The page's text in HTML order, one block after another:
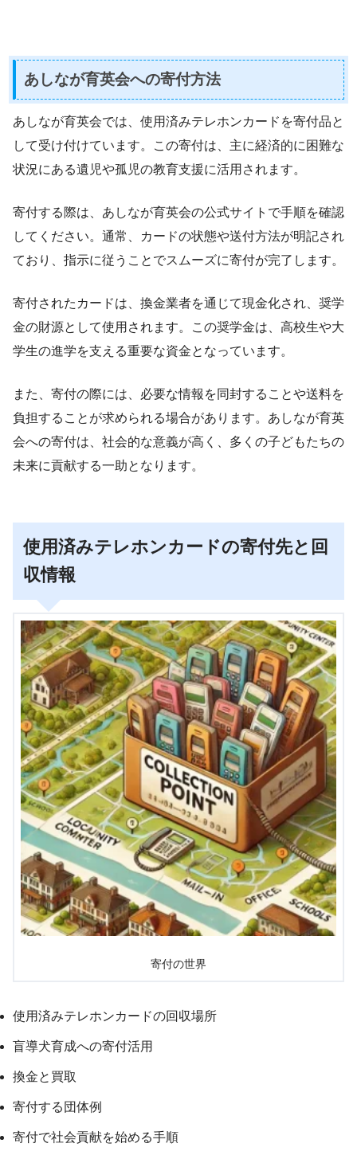
あしなが育英会への寄付方法
あしなが育英会では、使用済みテレホンカードを寄付品と
して受け付けています。この寄付は、主に経済的に困難な
状況にある遺児や孤児の教育支援に活用されます。
寄付する際は、あしなが育英会の公式サイトで手順を確認
してください。通常、カードの状態や送付方法が明記され
ており、指示に従うことでスムーズに寄付が完了します。
寄付されたカードは、換金業者を通じて現金化され、奨学
金の財源として使用されます。この奨学金は、高校生や大
学生の進学を支える重要な資金となっています。
また、寄付の際には、必要な情報を同封することや送料を
負担することが求められる場合があります。あしなが育英
会への寄付は、社会的な意義が高く、多くの子どもたちの
未来に貢献する一助となります。
使用済みテレホンカードの寄付先と回
収情報
寄付の世界
使用済みテレホンカードの回収場所
盲導犬育成への寄付活用
換金と買取
寄付する団体例
寄付で社会貢献を始める手順